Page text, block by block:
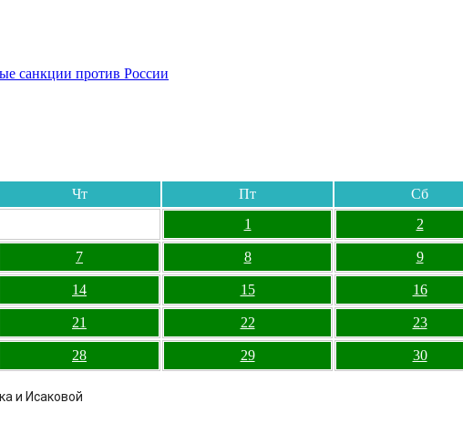
санкции против России
Чт Пт Сб
1
2
7 8 9
14 15 16
21 22 23
28 29 30
и Исаковой